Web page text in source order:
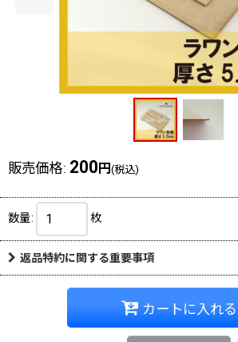
販売価格: 200 円 (税込)
数量: 枚
返品特約に関する重要事項
カートに入れる